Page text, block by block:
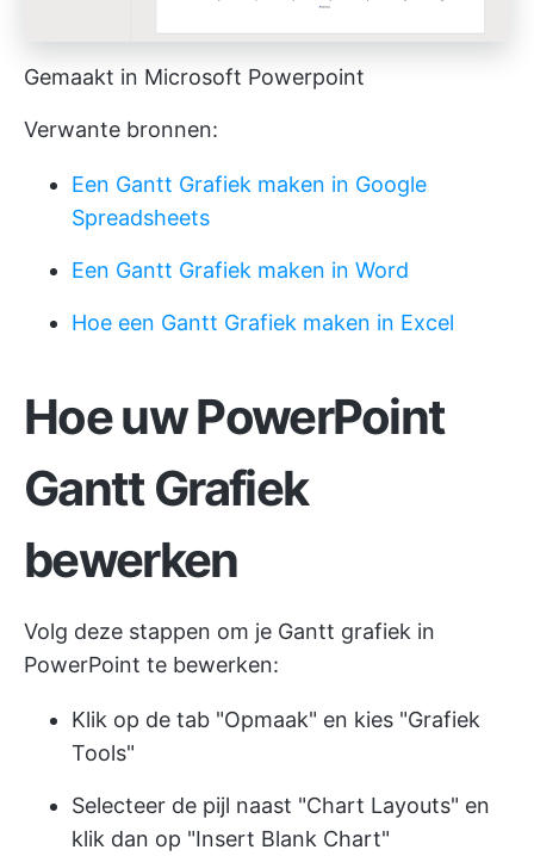
Gemaakt in Microsoft Powerpoint
Verwante bronnen:
Een Gantt Grafiek maken in Google
Spreadsheets
Een Gantt Grafiek maken in Word
Hoe een Gantt Grafiek maken in Excel
Hoe uw PowerPoint
Gantt Grafiek
bewerken
Volg deze stappen om je Gantt grafiek in
PowerPoint te bewerken:
Klik op de tab "Opmaak" en kies "Grafiek
Tools"
Selecteer de pijl naast "Chart Layouts" en
klik dan op "Insert Blank Chart"